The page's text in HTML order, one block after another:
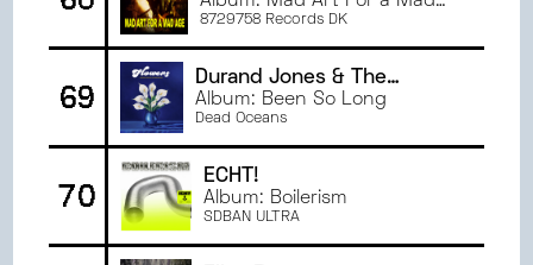
Age
8729758 Records DK
69
Durand Jones & The
Indications
Album: Been So Long
Dead Oceans
70
ECHT!
Album: Boilerism
SDBAN ULTRA